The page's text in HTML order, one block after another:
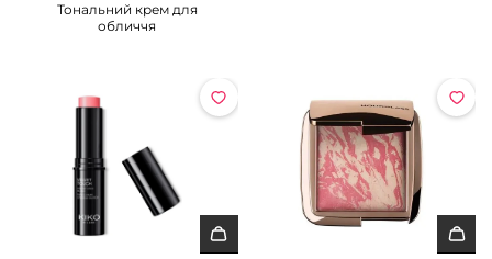
Тональний крем для
обличчя